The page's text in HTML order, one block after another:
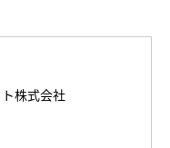
株式会社